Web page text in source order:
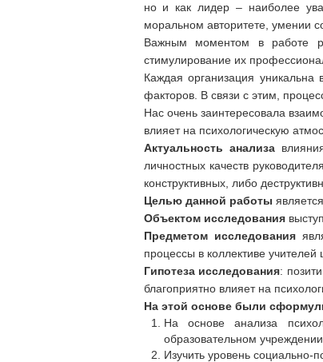
но и как лидер – наиболее
моральном авторитете, умении
Важным моментом в работе
стимулирование их
Каждая организация
факторов. В связи с этим,
Нас очень заинтересовала
влияет на психологическую
Актуальность анализа
личностных качеств
конструктивных, либо
Целью данной работы
Объектом исследования
Предметом исследования
процессы в коллективе учителей
Гипотеза исследования:
благоприятно влияет на
На этой основе были
На основе анализа
образовательном учреждении.
Изучить уровень социально-